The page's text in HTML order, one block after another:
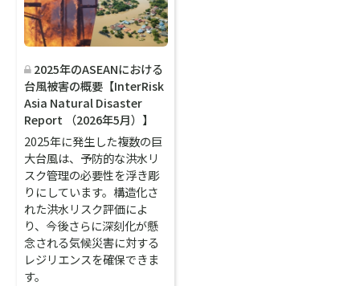
2025年のASEANにおける
台風被害の概要【InterRisk
Asia Natural Disaster
Report （2026年5月）】
2025年に発生した複数の巨
大台風は、予防的な洪水リ
スク管理の必要性を浮き彫
りにしています。構造化さ
れた洪水リスク評価によ
り、今後さらに深刻化が懸
念される気候災害に対する
レジリエンスを確保できま
す。